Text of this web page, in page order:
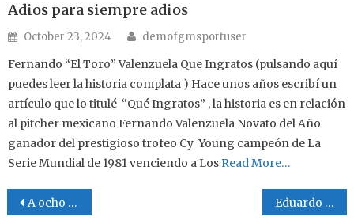
Adios para siempre adios
Posted on
October 23, 2024 Author
demofgmsportuser
Fernando “El Toro” Valenzuela Que Ingratos (pulsando aquí
puedes leer la historia complata ) Hace unos años escribí un
artículo que lo titulé “Qué Ingratos” , la historia es en relación
al pitcher mexicano Fernando Valenzuela Novato del Año
ganador del prestigioso trofeo Cy Young campeón de La
Serie Mundial de 1981 venciendo a Los Read More…
Post navigation
A ocho semanas Eduardo Martínez un entrenador con mucha experiencia